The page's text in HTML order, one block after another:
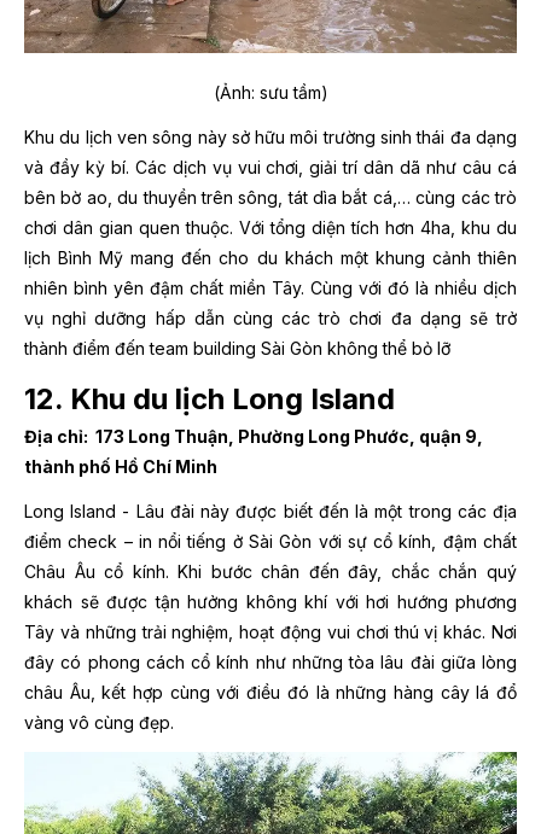
(Ảnh: sưu tầm)
Khu du lịch ven sông này sở hữu môi trường sinh thái đa dạng
và đầy kỳ bí. Các dịch vụ vui chơi, giải trí dân dã như câu cá
bên bờ ao, du thuyền trên sông, tát dìa bắt cá,… cùng các trò
chơi dân gian quen thuộc. Với tổng diện tích hơn 4ha, khu du
lịch Bình Mỹ mang đến cho du khách một khung cảnh thiên
nhiên bình yên đậm chất miền Tây. Cùng với đó là nhiều dịch
vụ nghỉ dưỡng hấp dẫn cùng các trò chơi đa dạng sẽ trở
thành điểm đến team building Sài Gòn không thể bỏ lỡ
12. Khu du lịch Long Island
Địa chỉ: 173 Long Thuận, Phường Long Phước, quận 9,
thành phố Hồ Chí Minh
Long Island - Lâu đài này được biết đến là một trong các địa
điểm check – in nổi tiếng ở Sài Gòn với sự cổ kính, đậm chất
Châu Âu cổ kính. Khi bước chân đến đây, chắc chắn quý
khách sẽ được tận hưởng không khí với hơi hướng phương
Tây và những trải nghiệm, hoạt động vui chơi thú vị khác. Nơi
đây có phong cách cổ kính như những tòa lâu đài giữa lòng
châu Âu, kết hợp cùng với điều đó là những hàng cây lá đổ
vàng vô cùng đẹp.